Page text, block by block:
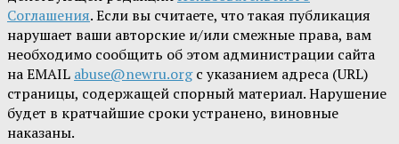
Соглашения. Если вы считаете, что такая публикация
нарушает ваши авторские и/или смежные права, вам
необходимо сообщить об этом администрации сайта
на EMAIL abuse@newru.orgс указанием адреса (URL)
страницы, содержащей спорный материал. Нарушение
будет в кратчайшие сроки устранено, виновные
наказаны.